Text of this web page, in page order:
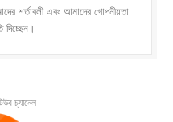
শর্তাবলী এবং আমাদের গোপনীয়তা
দিচ্ছেন।
চ্যানেল